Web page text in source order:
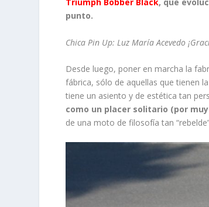
punto.
Chica Pin Up: Luz María Acevedo
Desde luego, poner en marcha la
fábrica, sólo de aquellas que tienen
tiene un asiento y de estética tan
como un placer solitario (por
de una moto de filosofía tan